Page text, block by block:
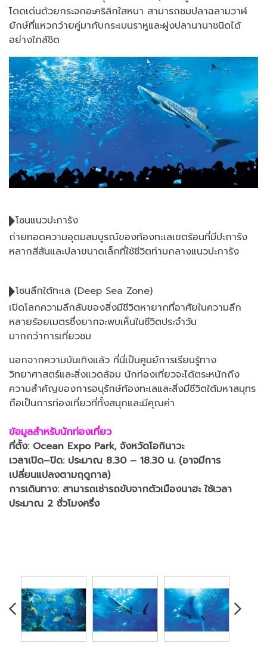
โดดเด่นด้วยกระจกอะคริลิกใสหนา สามารถชมปลาฉลามวาฬ
ยักษ์ที่แหวกว่ายคู่มากับกระเบนราหูและฝูงปลานานาชนิดได้
อย่างใกล้ชิด
โซนแนวปะการัง
ถ่ายทอดความอุดมสมบูรณ์ของท้องทะเลเขตร้อนที่มีปะการัง
หลากสีสันและปลาขนาดเล็กที่ใช้ชีวิตท่ามกลางแนวปะการัง
โซนลึกใต้ทะเล (Deep Sea Zone)
เปิดโลกความลึกลับของสิ่งมีชีวิตหายากที่อาศัยในความลึก
หลายร้อยเมตรซึ่งยากจะพบเห็นในชีวิตประจำวัน
มากกว่าการเที่ยวชม
นอกจากความบันเทิงแล้ว ที่นี่เป็นศูนย์การเรียนรู้ทาง
วิทยาศาสตร์และสิ่งแวดล้อม นักท่องเที่ยวจะได้ตระหนักถึง
ความสำคัญของการอนุรักษ์ท้องทะเลและสิ่งมีชีวิตใต้มหาสมุทร
ถือเป็นการท่องเที่ยวที่ทั้งสนุกและมีคุณค่า
ข้อมูลสำหรับนักท่องเที่ยว
ที่ตั้ง: Ocean Expo Park, จังหวัดโอกินาวะ
เวลาเปิด–ปิด: ประมาณ 8.30 – 18.30 น. (อาจมีการ
เปลี่ยนแปลงตามฤดูกาล)
การเดินทาง: สามารถเช่ารถขับจากตัวเมืองนาฮะ ใช้เวลา
ประมาณ 2 ชั่วโมงครึ่ง